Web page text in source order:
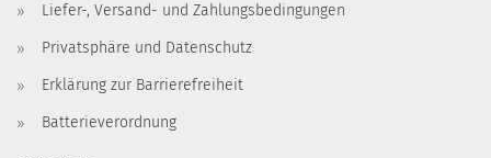
Liefer-, Versand- und Zahlungsbedingungen
Privatsphäre und Datenschutz
Erklärung zur Barrierefreiheit
Batterieverordnung